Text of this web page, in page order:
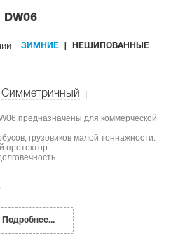
DW06
ЗИМНИЕ НЕШИПОВАННЫЕ
Симметричный
предназначены для коммерческой
грузовиков малой тоннажности.
протектор.
Подробнее...